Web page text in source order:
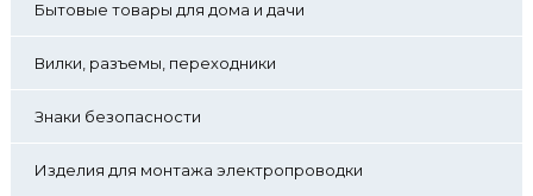
Бытовые товары для дома и дачи
Вилки, разъемы, переходники
Знаки безопасности
Изделия для монтажа электропроводки